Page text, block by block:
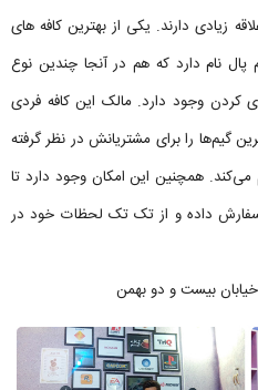
زیادی دارند. یکی از بهترین کافه های
نام دارد که هم در آنجا چندین نوع
کردن وجود دارد. مالک این کافه فردی
را برای مشتریانش در نظر گرفته
همچنین این امکان وجود دارد تا
داده و از تک تک لحظات خود در
خیابان بیست و دو بهمن